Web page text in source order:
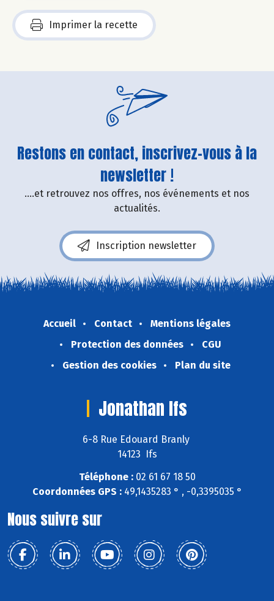
Imprimer la recette
Restons en contact, inscrivez-vous à la
newsletter !
....et retrouvez nos offres, nos événements et nos
actualités.
Inscription newsletter
Accueil Contact
Mentions légales
Protection des données
CGU
Gestion des cookies
Plan du site
Jonathan Ifs
6-8 Rue Edouard Branly
14123 Ifs
Téléphone :02 61 67 18 50
Coordonnées GPS :49,1435283 ° , -0,3395035 °
Nous suivre sur